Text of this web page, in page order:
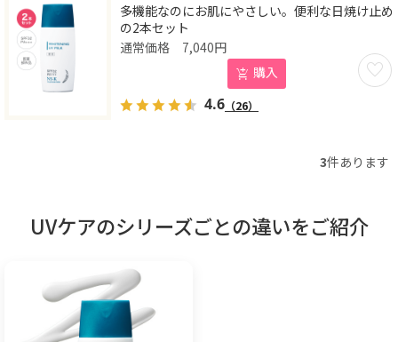
多機能なのにお肌にやさしい。便利な日焼け止め
の2本セット
お気
7,040円
購入
4.6 （26）
3件あります
UVケアのシリーズごとの違いをご紹介